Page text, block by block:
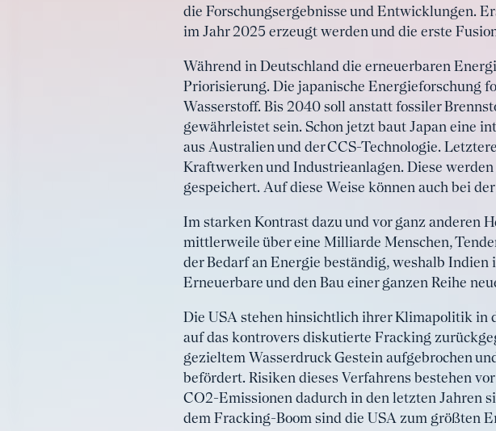
die Forschungsergebnisse und Entwicklungen.
im Jahr 2025 erzeugt werden und die erste
Während in Deutschland die erneuerbaren
Priorisierung. Die japanische Energieforschung
Wasserstoff. Bis 2040 soll anstatt fossiler
gewährleistet sein. Schon jetzt baut Japan eine
aus Australien und der CCS-Technologie.
Kraftwerken und Industrieanlagen. Diese
gespeichert. Auf diese Weise können auch bei
Im starken Kontrast dazu und vor ganz anderen
mittlerweile über eine Milliarde Menschen,
der Bedarf an Energie beständig, weshalb
Erneuerbare und den Bau einer ganzen Reihe
Die USA stehen hinsichtlich ihrer Klimapolitik in
auf das kontrovers diskutierte Fracking
gezieltem Wasserdruck Gestein aufgebrochen
befördert. Risiken dieses Verfahrens bestehen
CO2-Emissionen dadurch in den letzten Jahren
dem Fracking-Boom sind die USA zum größten